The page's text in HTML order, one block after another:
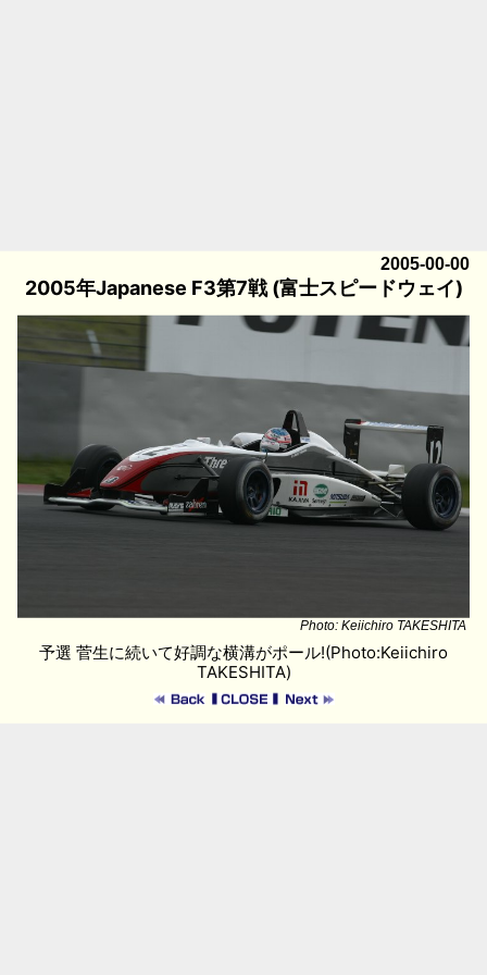
2005-00-00
2005年Japanese F3第7戦 (富士スピードウェイ)
Photo: Keiichiro TAKESHITA
予選 菅生に続いて好調な横溝がポール!(Photo:Keiichiro
TAKESHITA)